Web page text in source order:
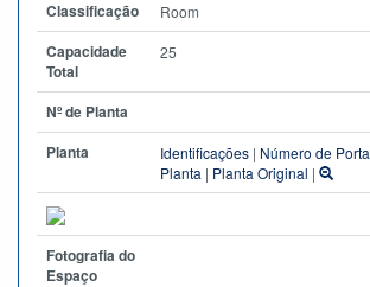
Classificação Room
Capacidade
Total
25
Nº de Planta
Planta
Identificações | Número de Porta
Planta | Planta Original |
Fotografia do
Espaço